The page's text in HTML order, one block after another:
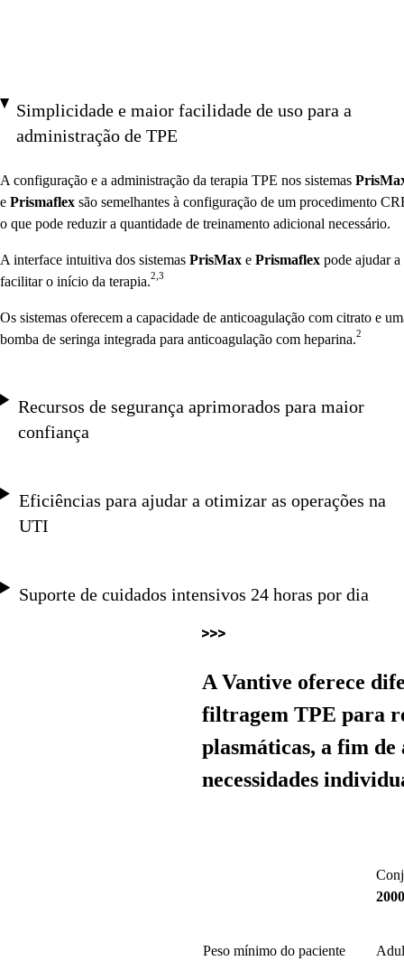
Simplicidade e maior facilidade de uso para a
administração de TPE
A configuração e a administração da terapia TPE nos sistemas
e Prismaflex são semelhantes à configuração de um procedimento
o que pode reduzir a quantidade de treinamento adicional necessário.
A interface intuitiva dos sistemas PrisMax e Prismaflex pode ajudar a
facilitar o início da terapia.2,3
Os sistemas oferecem a capacidade de anticoagulação com citrato e
bomba de seringa integrada para anticoagulação com heparina.2
Recursos de segurança aprimorados para maior
confiança
Eficiências para ajudar a otimizar as operações na
UTI
Suporte de cuidados intensivos 24 horas por dia
A Vantive oferece
filtragem TPE para
plasmáticas, a fim de
necessidades
2000
Peso mínimo do paciente